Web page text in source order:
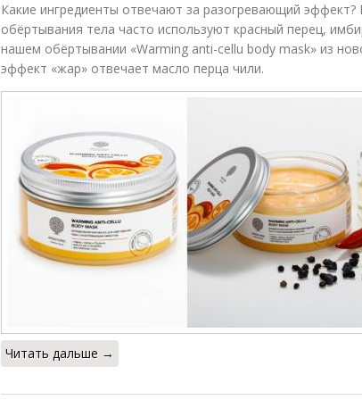
Какие ингредиенты отвечают за разогревающий эффект?
обёртывания тела часто используют красный перец,
нашем обёртывании «Warming anti-cellu body mask» из
эффект «жар» отвечает масло перца чили.
Читать дальше →